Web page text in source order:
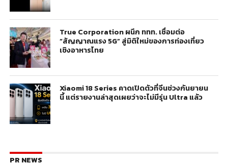
True Corporation ผนึก ททท. เชื่อมต่อ
“สัญญาณแรง 5G” สู่มิติใหม่ของการท่องเที่ยว
เชิงอาหารไทย
Xiaomi 18 Series คาดเปิดตัวที่จีนช่วงกันยายน
นี้ แต่รายงานล่าสุดเผยว่าจะไม่มีรุ่น Ultra แล้ว
PR NEWS